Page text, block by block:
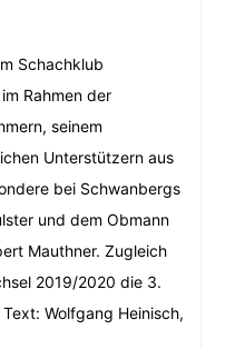
Schachklub
Rahmen der
seinem
Unterstützern aus
bei Schwanbergs
und dem Obmann
Mauthner. Zugleich
2019/2020 die 3.
Wolfgang Heinisch,